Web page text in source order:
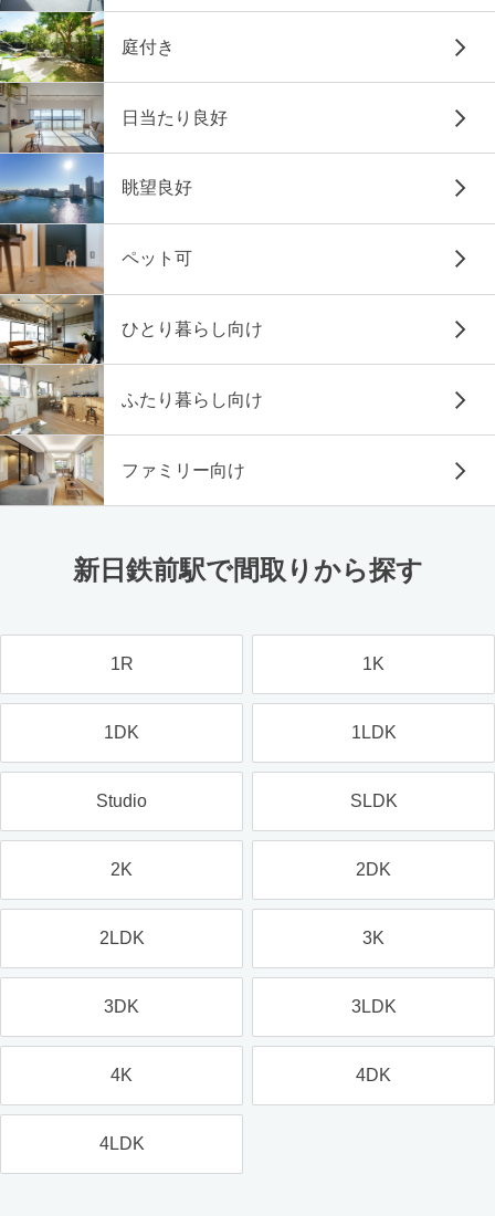
庭付き
日当たり良好
眺望良好
ペット可
ひとり暮らし向け
ふたり暮らし向け
ファミリー向け
新日鉄前駅で間取りから探す
1R 1K
1DK 1LDK
Studio SLDK
2K 2DK
2LDK 3K
3DK 3LDK
4K 4DK
4LDK